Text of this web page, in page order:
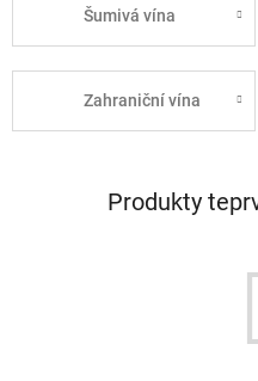
Šumivá vína
Zahraniční vína
Produkty